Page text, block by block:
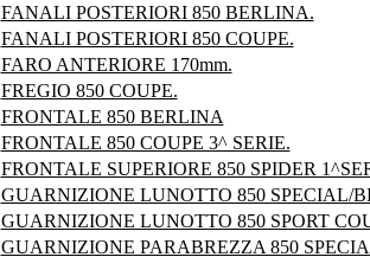
FANALI POSTERIORI 850 BERLINA.
FANALI POSTERIORI 850 COUPE.
FARO ANTERIORE 170mm.
FREGIO 850 COUPE.
FRONTALE 850 BERLINA
FRONTALE 850 COUPE 3^ SERIE.
FRONTALE SUPERIORE 850 SPIDER
GUARNIZIONE LUNOTTO 850 SPECIAL/
GUARNIZIONE LUNOTTO 850 SPORT
GUARNIZIONE PARABREZZA 850